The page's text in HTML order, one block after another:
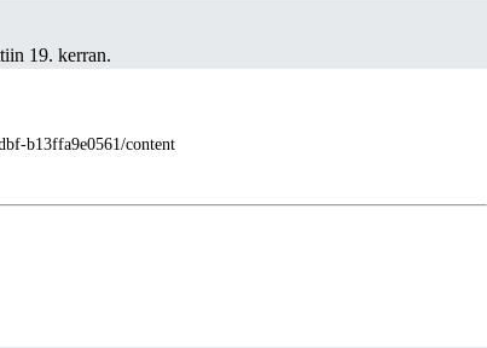
19. kerran.
b13ffa9e0561/content